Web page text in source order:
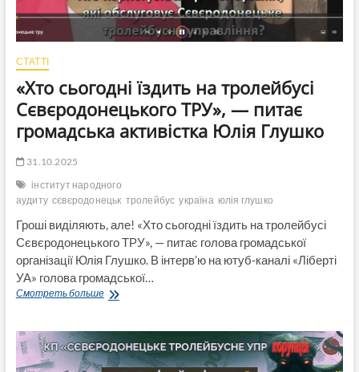
СТАТТІ
«Хто сьогодні їздить на тролейбусі
Сєвєродонецького ТРУ», — питає
громадська активістка Юлія Глушко
31.10.2025
інститут народного
аудиту сєвєродонецьк тролейбус україна юлія глушко
Гроші виділяють, але! «Хто сьогодні їздить на тролейбусі
Сєвєродонецького ТРУ», — питає голова громадської
організації Юлія Глушко. В інтерв’ю на ютуб-каналі «Ліберті
УА» голова громадської…
Смотреть больше«Хто
тролейбусі
Сєвєродонецького